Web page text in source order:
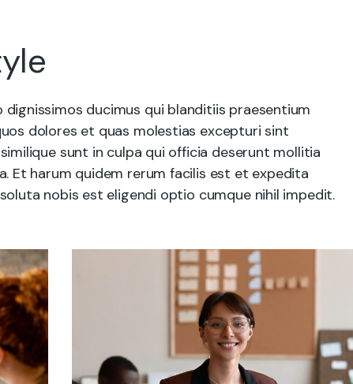
ducimus qui blanditiis praesentium
dolores et quas molestias excepturi sint
sunt in culpa qui officia deserunt mollitia
Et harum quidem rerum facilis est et expedita
nobis est eligendi optio cumque nihil impedit.